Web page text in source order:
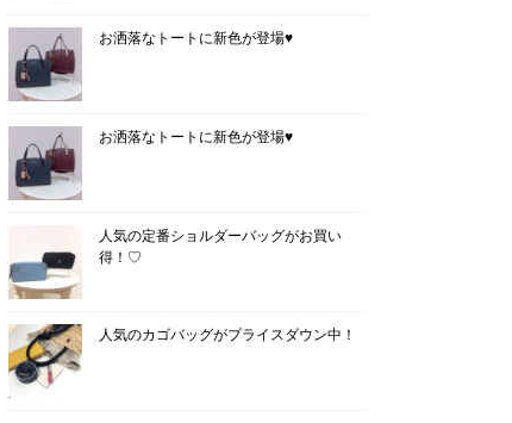
お洒落なトートに新色が登場♥
お洒落なトートに新色が登場♥
人気の定番ショルダーバッグがお買い
得！♡
人気のカゴバッグがプライスダウン中！